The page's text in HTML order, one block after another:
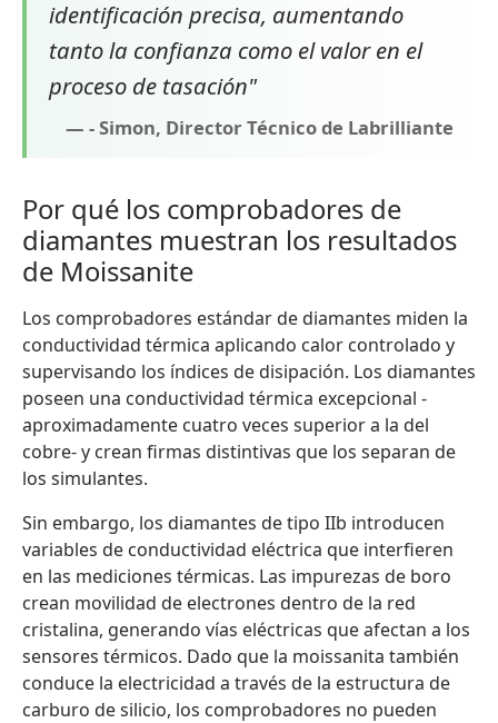
identificación precisa, aumentando
tanto la confianza como el valor en el
proceso de tasación"
- Simon, Director Técnico de Labrilliante
Por qué los comprobadores de
diamantes muestran los resultados
de Moissanite
Los comprobadores estándar de diamantes miden la
conductividad térmica aplicando calor controlado y
supervisando los índices de disipación. Los diamantes
poseen una conductividad térmica excepcional -
aproximadamente cuatro veces superior a la del
cobre- y crean firmas distintivas que los separan de
los simulantes.
Sin embargo, los diamantes de tipo IIb introducen
variables de conductividad eléctrica que interfieren
en las mediciones térmicas. Las impurezas de boro
crean movilidad de electrones dentro de la red
cristalina, generando vías eléctricas que afectan a los
sensores térmicos. Dado que la moissanita también
conduce la electricidad a través de la estructura de
carburo de silicio, los comprobadores no pueden